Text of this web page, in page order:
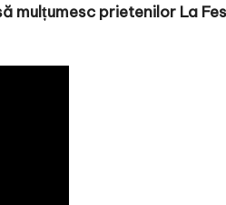
mulțumesc prietenilor La